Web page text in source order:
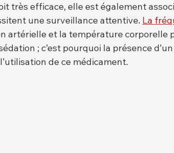
très efficace, elle est également
une surveillance attentive. La
artérielle et la température corporelle
; c’est pourquoi la présence
de ce médicament.